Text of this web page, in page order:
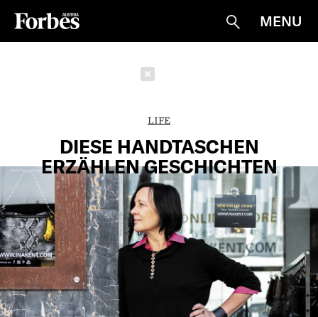
Suche
MENU
LIFE
DIESE HANDTASCHEN
ERZÄHLEN GESCHICHTEN